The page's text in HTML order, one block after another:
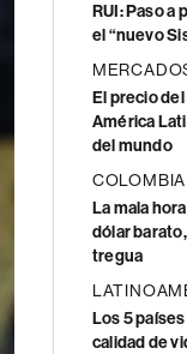
RUI: Paso a
el “nuevo
El precio
América
del mundo
COLOMBIA
La mala
dólar
tregua
Los 5
calidad de